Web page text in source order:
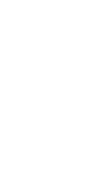
●個人情報
個人情報
除、利用
できます